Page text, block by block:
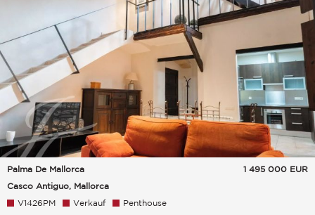
Palma De Mallorca
Casco Antiguo, Mallorca
1 495 000 EUR
V1426PM Verkauf Penthouse